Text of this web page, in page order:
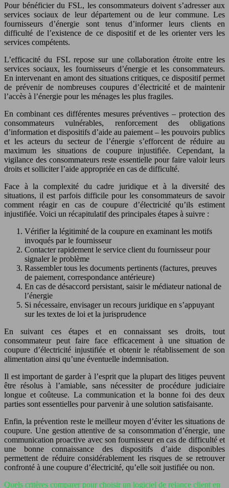
Pour bénéficier du FSL, les consommateurs doivent s’adresser aux
services sociaux de leur département ou de leur commune. Les
fournisseurs d’énergie sont tenus d’informer leurs clients en
difficulté de l’existence de ce dispositif et de les orienter vers les
services compétents.
L’efficacité du FSL repose sur une collaboration étroite entre les
services sociaux, les fournisseurs d’énergie et les consommateurs.
En intervenant en amont des situations critiques, ce dispositif permet
de prévenir de nombreuses coupures d’électricité et de maintenir
l’accès à l’énergie pour les ménages les plus fragiles.
En combinant ces différentes mesures préventives – protection des
consommateurs vulnérables, renforcement des obligations
d’information et dispositifs d’aide au paiement – les pouvoirs publics
et les acteurs du secteur de l’énergie s’efforcent de réduire au
maximum les situations de coupure injustifiée. Cependant, la
vigilance des consommateurs reste essentielle pour faire valoir leurs
droits et solliciter l’aide appropriée en cas de difficulté.
Face à la complexité du cadre juridique et à la diversité des
situations, il est parfois difficile pour les consommateurs de savoir
comment réagir en cas de coupure d’électricité qu’ils estiment
injustifiée. Voici un récapitulatif des principales étapes à suivre :
Vérifier la légitimité de la coupure en examinant les motifs
invoqués par le fournisseur
Contacter rapidement le service client du fournisseur pour
signaler le problème
Rassembler tous les documents pertinents (factures, preuves
de paiement, correspondance antérieure)
En cas de désaccord persistant, saisir le médiateur national de
l’énergie
Si nécessaire, envisager un recours juridique en s’appuyant
sur les textes de loi et la jurisprudence
En suivant ces étapes et en connaissant ses droits, tout
consommateur peut faire face efficacement à une situation de
coupure d’électricité injustifiée et obtenir le rétablissement de son
alimentation ainsi qu’une éventuelle indemnisation.
Il est important de garder à l’esprit que la plupart des litiges peuvent
être résolus à l’amiable, sans nécessiter de procédure judiciaire
longue et coûteuse. La communication et la bonne foi des deux
parties sont essentielles pour parvenir à une solution satisfaisante.
Enfin, la prévention reste le meilleur moyen d’éviter les situations de
coupure. Une gestion attentive de sa consommation d’énergie, une
communication proactive avec son fournisseur en cas de difficulté et
une bonne connaissance des dispositifs d’aide disponibles
permettent de réduire considérablement les risques de se retrouver
confronté à une coupure d’électricité, qu’elle soit justifiée ou non.
Quels critères comparer pour choisir un logiciel de relance client en